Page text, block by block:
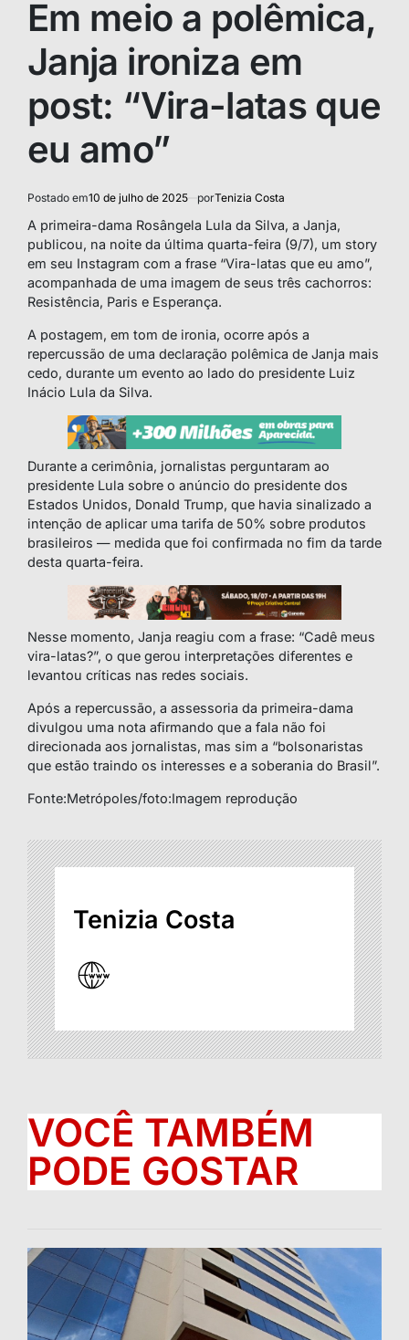
Em meio a polêmica,
Janja ironiza em
post: “Vira-latas que
eu amo”
Postado em10 de julho de 2025 porTenizia Costa
A primeira-dama Rosângela Lula da Silva, a Janja,
publicou, na noite da última quarta-feira (9/7), um story
em seu Instagram com a frase “Vira-latas que eu amo”,
acompanhada de uma imagem de seus três cachorros:
Resistência, Paris e Esperança.
A postagem, em tom de ironia, ocorre após a
repercussão de uma declaração polêmica de Janja mais
cedo, durante um evento ao lado do presidente Luiz
Inácio Lula da Silva.
Durante a cerimônia, jornalistas perguntaram ao
presidente Lula sobre o anúncio do presidente dos
Estados Unidos, Donald Trump, que havia sinalizado a
intenção de aplicar uma tarifa de 50% sobre produtos
brasileiros — medida que foi confirmada no fim da tarde
desta quarta-feira.
Nesse momento, Janja reagiu com a frase: “Cadê meus
vira-latas?”, o que gerou interpretações diferentes e
levantou críticas nas redes sociais.
Após a repercussão, a assessoria da primeira-dama
divulgou uma nota afirmando que a fala não foi
direcionada aos jornalistas, mas sim a “bolsonaristas
que estão traindo os interesses e a soberania do Brasil”.
Fonte:Metrópoles/foto:Imagem reprodução
Tenizia Costa
VOCÊ TAMBÉM
PODE GOSTAR